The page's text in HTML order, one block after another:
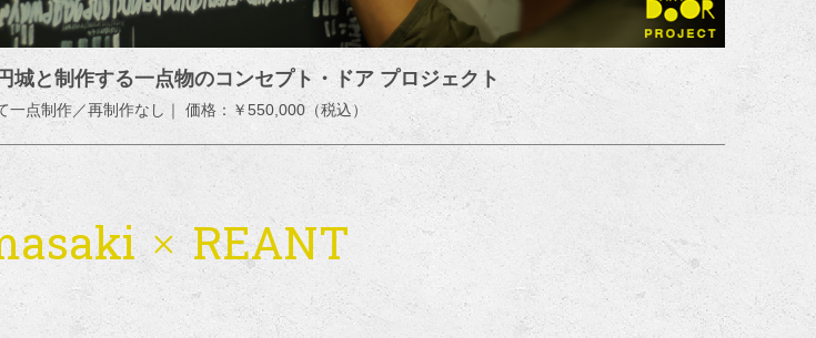
城と制作する一点物のコンセプト・ドア プロジェクト
点制作／再制作なし｜ 価格：￥550,000（税込）
× REANT